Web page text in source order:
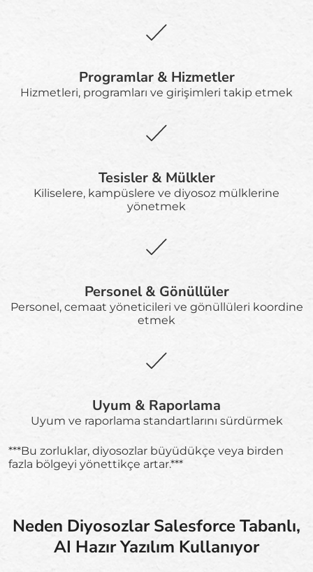
Programlar & Hizmetler
Hizmetleri, programları ve girişimleri takip etmek
Tesisler & Mülkler
Kiliselere, kampüslere ve diyosoz mülklerine
yönetmek
Personel & Gönüllüler
Personel, cemaat yöneticileri ve gönüllüleri koordine
etmek
Uyum & Raporlama
Uyum ve raporlama standartlarını sürdürmek
***Bu zorluklar, diyosozlar büyüdükçe veya birden
fazla bölgeyi yönettikçe artar.***
Neden Diyosozlar Salesforce Tabanlı,
AI Hazır Yazılım Kullanıyor